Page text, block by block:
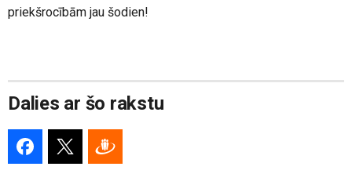
priekšrocībām jau šodien!
Dalies ar šo rakstu